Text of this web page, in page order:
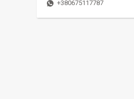
+380675117787